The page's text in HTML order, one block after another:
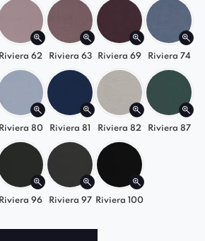
Riviera 62 Riviera 63 Riviera 69 Riviera 74
Riviera 80 Riviera 81 Riviera 82 Riviera 87
Riviera 96 Riviera 97 Riviera 100